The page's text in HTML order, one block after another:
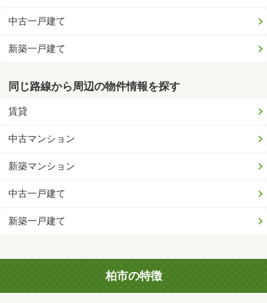
中古一戸建て
新築一戸建て
同じ路線から周辺の物件情報を探す
賃貸
中古マンション
新築マンション
中古一戸建て
新築一戸建て
柏市の特徴